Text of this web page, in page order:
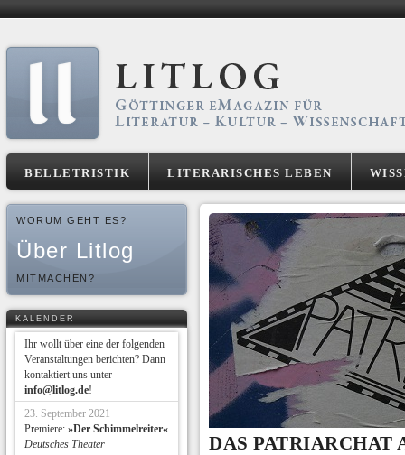
BELLETRISTIK LITERARISCHES LEBEN
DAS PATRIARCHAT
WORUM GEHT ES?
Über Litlog
MITMACHEN?
KALENDER
Ihr wollt über eine der folgenden
Veranstaltungen berichten? Dann
kontaktiert uns unter
info@litlog.de!
23. September 2021
Premiere: »Der Schimmelreiter«
Deutsches Theater